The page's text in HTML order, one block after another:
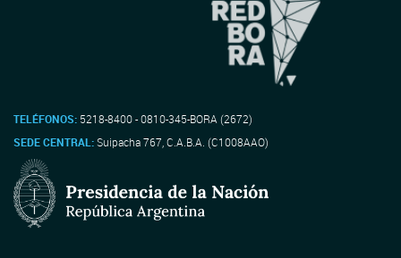
TELÉFONOS: 5218-8400 - 0810-345-BORA (2672)
SEDE CENTRAL:Suipacha 767, C.A.B.A. (C1008AAO)